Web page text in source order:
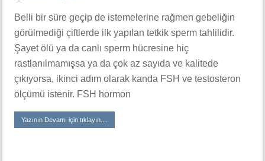
Belli bir süre geçip de istemelerine rağmen gebeliğin
görülmediği çiftlerde ilk yapılan tetkik sperm tahlilidir.
Şayet ölü ya da canlı sperm hücresine hiç
rastlanılmamışsa ya da çok az sayıda ve kalitede
çıkıyorsa, ikinci adım olarak kanda FSH ve testosteron
ölçümü istenir. FSH hormon
Yazının Devamı için tıklayın....